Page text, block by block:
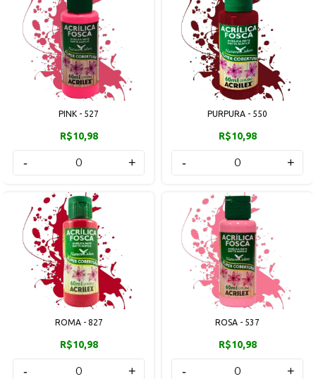
PINK - 527
R$10,98
- +
PURPURA - 550
R$10,98
- +
ROMA - 827
R$10,98
- +
ROSA - 537
R$10,98
- +